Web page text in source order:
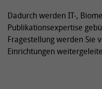
Dadurch werden IT-,
Publikationsexpertise
Fragestellung werden Sie
Einrichtungen